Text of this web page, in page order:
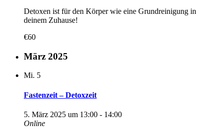
Detoxen ist für den Körper wie eine Grundreinigung in
deinem Zuhause!
€60
März 2025
Mi. 5
Fastenzeit – Detoxzeit
5. März 2025 um 13:00 - 14:00
Online